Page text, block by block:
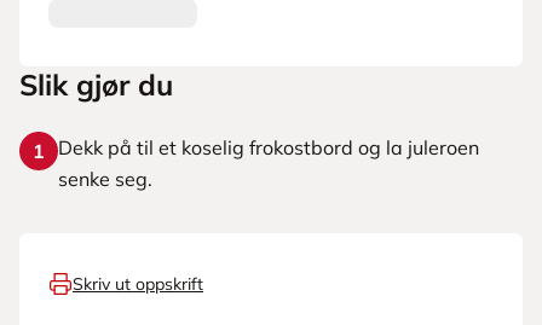
Slik gjør du
1
Dekk på til et koselig frokostbord og la juleroen
senke seg.
Skriv ut oppskrift